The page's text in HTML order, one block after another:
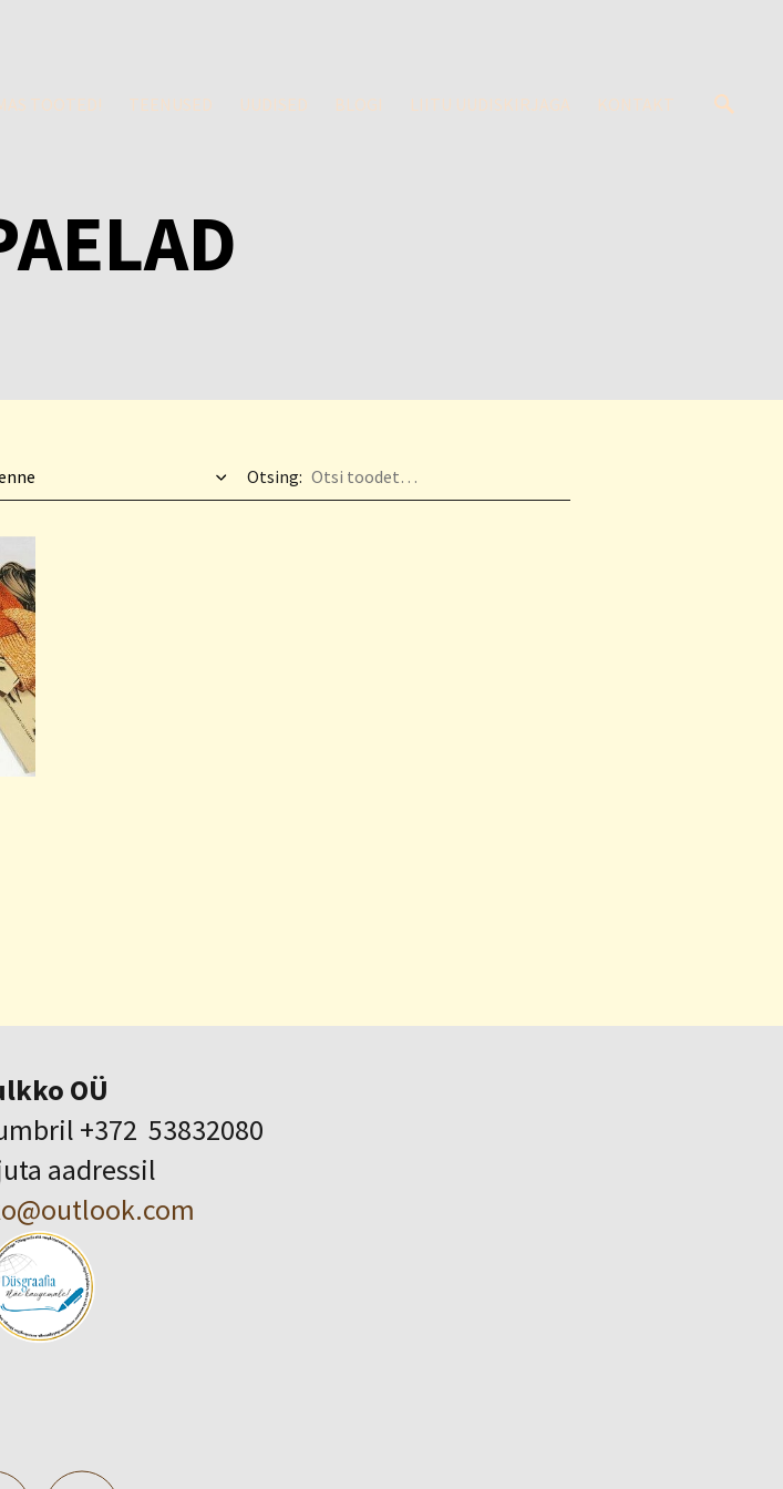
TOOTED! TEENUSED UUDISED BLOGI LIITU UUDISKIRJAGA KONTAKT
Otsing:
OÜ
+372 53832080
aadressil